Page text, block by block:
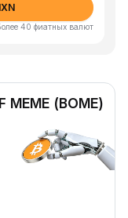
40 фиатных валют
MEME (BOME)